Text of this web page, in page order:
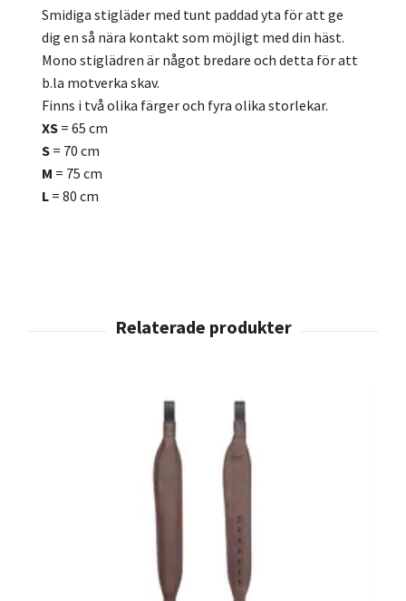
Smidiga stigläder med tunt paddad yta för att ge
dig en så nära kontakt som möjligt med din häst.
Mono stiglädren är något bredare och detta för att
b.la motverka skav.
Finns i två olika färger och fyra olika storlekar.
XS = 65 cm
S = 70 cm
M = 75 cm
L = 80 cm